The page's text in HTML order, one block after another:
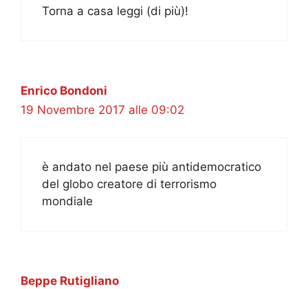
Torna a casa leggi (di più)!
Enrico Bondoni
19 Novembre 2017 alle 09:02
è andato nel paese più antidemocratico
del globo creatore di terrorismo
mondiale
Beppe Rutigliano